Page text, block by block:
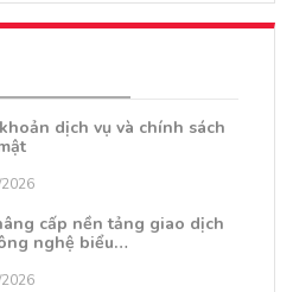
dịch vụ và chính sách
cấp nền tảng giao dịch
nghệ biểu…